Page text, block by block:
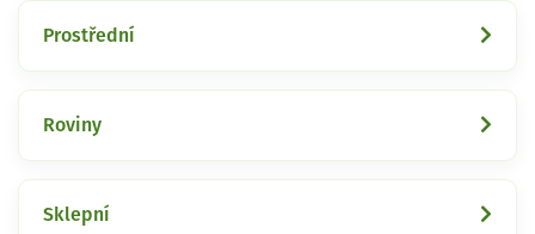
Prostřední
Roviny
Sklepní